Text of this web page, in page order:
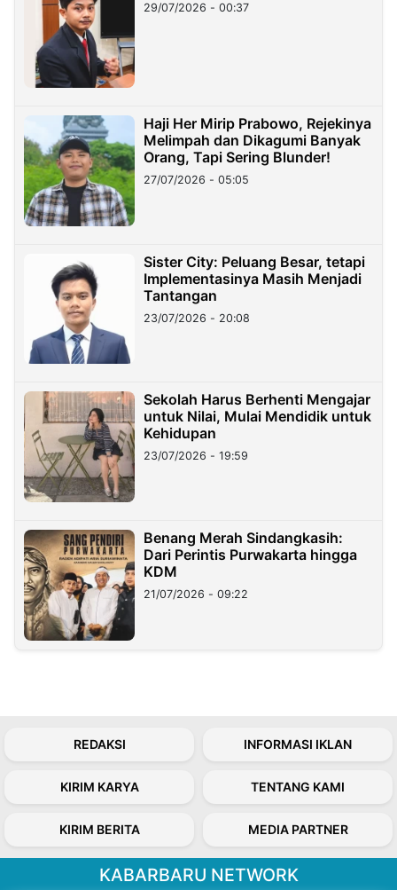
29/07/2026 - 00:37
Haji Her Mirip Prabowo, Rejekinya
Melimpah dan Dikagumi Banyak
Orang, Tapi Sering Blunder!
27/07/2026 - 05:05
Sister City: Peluang Besar, tetapi
Implementasinya Masih Menjadi
Tantangan
23/07/2026 - 20:08
Sekolah Harus Berhenti Mengajar
untuk Nilai, Mulai Mendidik untuk
Kehidupan
23/07/2026 - 19:59
Benang Merah Sindangkasih:
Dari Perintis Purwakarta hingga
KDM
21/07/2026 - 09:22
REDAKSI INFORMASI IKLAN
KIRIM KARYA TENTANG KAMI
KIRIM BERITA MEDIA PARTNER
KABARBARU NETWORK